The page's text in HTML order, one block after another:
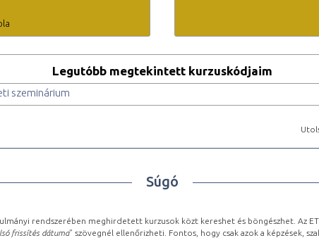
Legutóbb megtekintett kurzuskódjaim
szeminárium
Súgó
rendszerében meghirdetett kurzusok közt kereshet és böngészhet. Az
frissítés dátuma” szövegnél ellenőrizheti. Fontos, hogy csak azok a képzések,